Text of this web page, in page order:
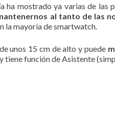
ha mostrado ya varias de las
al tanto de las
la mayoría de smartwatch.
unos 15 cm de alto y puede
tiene función de Asistente